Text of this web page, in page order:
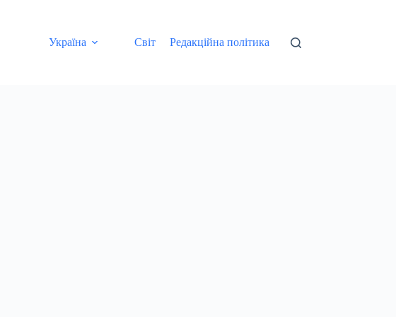
Україна Світ Редакційна політика